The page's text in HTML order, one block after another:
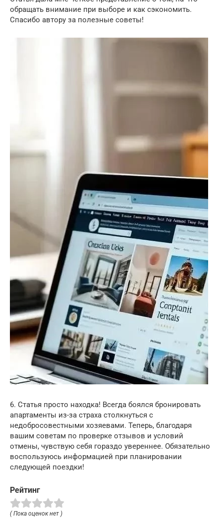
обращать внимание при выборе и как сэкономить.
Спасибо автору за полезные советы!
6. Статья просто находка! Всегда боялся бронировать
апартаменты из-за страха столкнуться с
недобросовестными хозяевами. Теперь, благодаря
вашим советам по проверке отзывов и условий
отмены, чувствую себя гораздо увереннее. Обязательно
воспользуюсь информацией при планировании
следующей поездки!
Рейтинг
( Пока оценок нет )